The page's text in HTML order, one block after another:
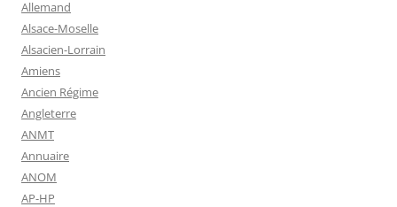
Allemand
Alsace-Moselle
Alsacien-Lorrain
Amiens
Ancien Régime
Angleterre
ANMT
Annuaire
ANOM
AP-HP